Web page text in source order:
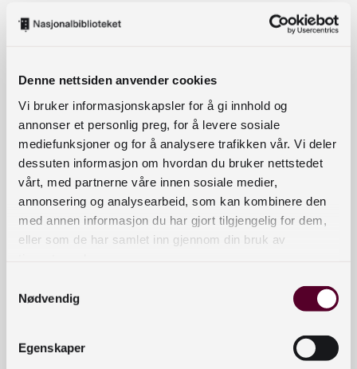
Denne nettsiden anvender cookies
Vi bruker informasjonskapsler for å gi innhold og
annonser et personlig preg, for å levere sosiale
mediefunksjoner og for å analysere trafikken vår. Vi deler
dessuten informasjon om hvordan du bruker nettstedet
vårt, med partnerne våre innen sosiale medier,
annonsering og analysearbeid, som kan kombinere den
med annen informasjon du har gjort tilgjengelig for dem,
eller som de har samlet inn gjennom din bruk av
Nødvendig
Egenskaper
Lytt til podkasten og lær mer om
middelalderen:
Strid – de
Hvem skal være konge i Norge? Det